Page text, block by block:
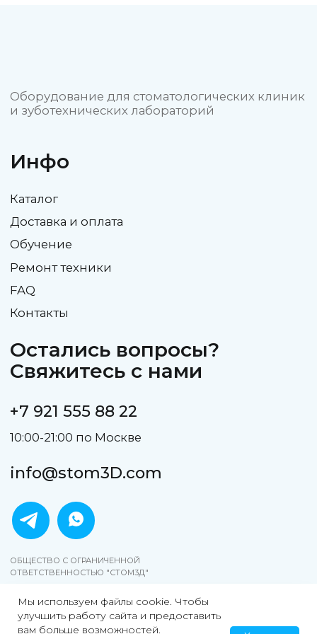
Мы используем файлы cookie. Чтобы
улучшить работу сайта и предоставить
вам больше возможностей.